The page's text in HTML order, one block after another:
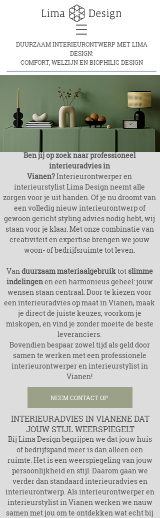
DUURZAAM INTERIEURONTWERP MET LIMA
DESIGN:
COMFORT, WELZIJN EN BIOPHILIC DESIGN
Ben jij op zoek naar professioneel
interieuradvies in
Vianen?Interieurontwerper en
interieurstylist Lima Design neemt alle
zorgen voor je uit handen. Of je nu droomt van
een volledig nieuw interieurontwerp of
gewoon gericht styling advies nodig hebt, wij
staan voor je klaar. Met onze combinatie van
creativiteit en expertise brengen we jouw
woon- of bedrijfsruimte tot leven.
Vanduurzaam materiaalgebruiktot slimme
indelingenen een harmonieus geheel: jouw
wensen staan centraal. Door te kiezen voor
een interieuradvies op maat in Vianen, maak
je direct de juiste keuzes, voorkom je
miskopen, en vind je zonder moeite de beste
leveranciers.
Bovendien bespaar zowel tijd als geld door
samen te werken met een professionele
interieurontwerper en interieurstylist in
Vianen!
NEEM CONTACT OP
INTERIEURADVIES IN VIANENE DAT
JOUW STIJL WEERSPIEGELT
Bij Lima Design begrijpen we dat jouw huis
of bedrijfspand meer is dan alleen een
ruimte. Het is een weerspiegeling van jouw
persoonlijkheid en stijl. Daarom gaan we
verder dan standaard interieuradvies en
interieurontwerp. Als interieurontwerper en
interieurstylist in Vianen werken we nauw
samen met jou om te ontdekken wat echt bij